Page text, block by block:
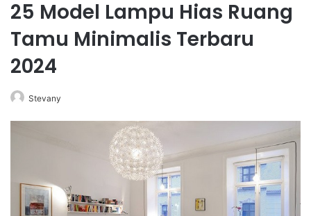
25 Model Lampu Hias Ruang
Tamu Minimalis Terbaru
2024
Stevany